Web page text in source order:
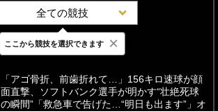
全ての競技
最新 24時間 週間
「アゴ骨折、前歯折れて…」156キロ速球が顔
面直撃、ソフトバンク選手が明かす“壮絶死球
の瞬間”「救急車で告げた…“明日も出ます”」オ
ここから競技を選択できます ×